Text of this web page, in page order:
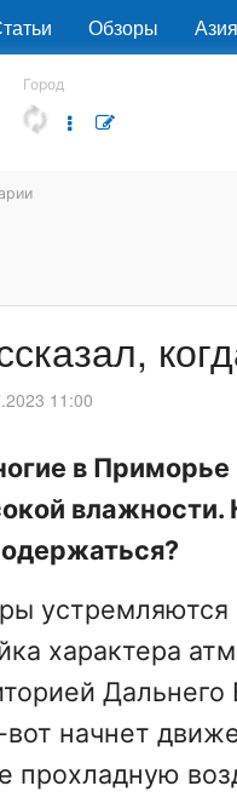
Обзоры Азия
Город
11:00
в
влажности.
устремляются
характера
Дальнего
начнет
прохладную